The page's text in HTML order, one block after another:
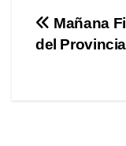
Mañana
del